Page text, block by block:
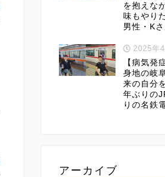
を抱えな
味もやり
男性・K
2025年
【病気発
身地の岐
来の自分
年ぶりの
りの名鉄
アーカイブ